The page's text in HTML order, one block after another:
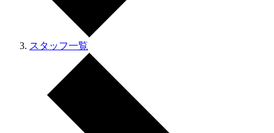
スタッフ一覧